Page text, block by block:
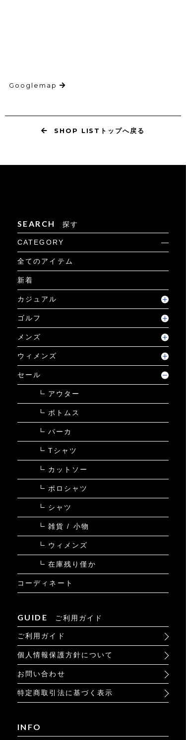
Googlemap
SHOP LISTトップへ戻る
SEARCH 探す
CATEGORY
全てのアイテム
新着
カジュアル
ゴルフ
メンズ
ウィメンズ
セール
アウター
ボトムス
パーカ
Tシャツ
カットソー
ポロシャツ
シャツ
雑貨 / 小物
ウィメンズ
在庫残り僅か
コーディネート
GUIDE ご利用ガイド
ご利用ガイド
個人情報保護方針について
お問い合わせ
特定商取引法に基づく表示
INFO